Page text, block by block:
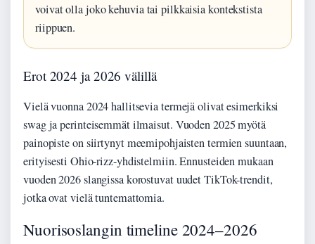
voivat olla joko kehuvia tai pilkkaisia kontekstista
riippuen.
Erot 2024 ja 2026 välillä
Vielä vuonna 2024 hallitsevia termejä olivat esimerkiksi
swag ja perinteisemmät ilmaisut. Vuoden 2025 myötä
painopiste on siirtynyt meemipohjaisten termien suuntaan,
erityisesti Ohio-rizz-yhdistelmiin. Ennusteiden mukaan
vuoden 2026 slangissa korostuvat uudet TikTok-trendit,
jotka ovat vielä tuntemattomia.
Nuorisoslangin timeline 2024–2026